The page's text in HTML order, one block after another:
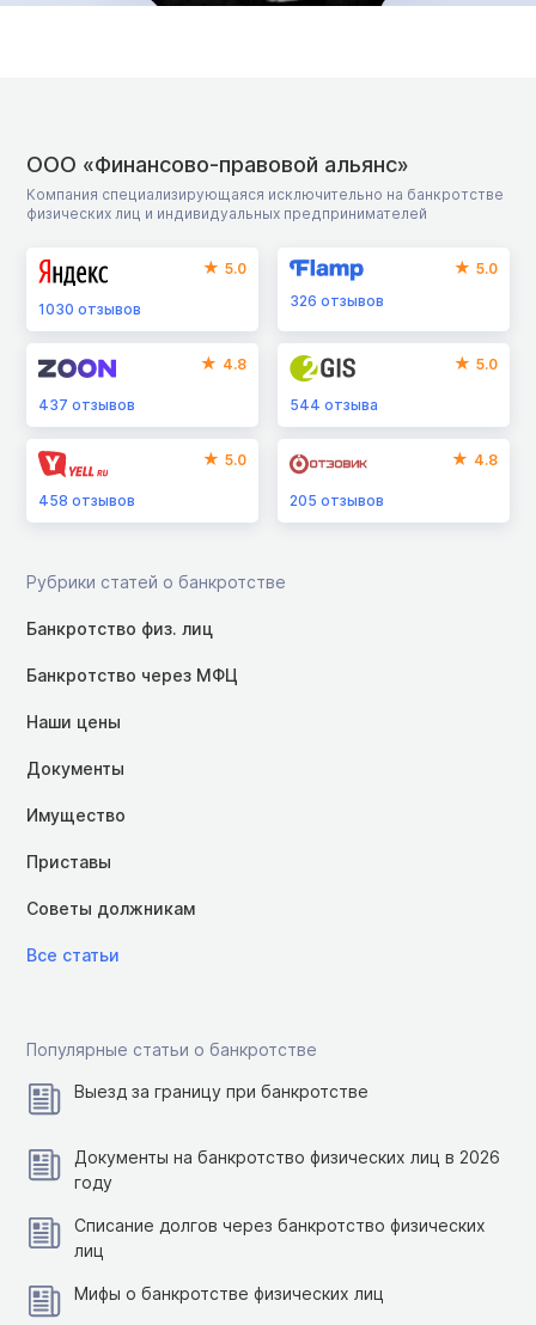
ООО «Финансово-правовой альянс»
Компания специализирующаяся исключительно на банкротстве
физических лиц и индивидуальных предпринимателей
5.0
1030 отзывов
5.0
326отзывов
4.8
437 отзывов
5.0
544отзыва
5.0
458 отзывов
4.8
205отзывов
Рубрики статей о банкротстве
Банкротство физ. лиц
Банкротство через МФЦ
Наши цены
Документы
Имущество
Приставы
Советы должникам
Все статьи
Популярные статьи о банкротстве
Выезд за границу при банкротстве
Документы на банкротство физических лиц в 2026
году
Списание долгов через банкротство физических
лиц
Мифы о банкротстве физических лиц